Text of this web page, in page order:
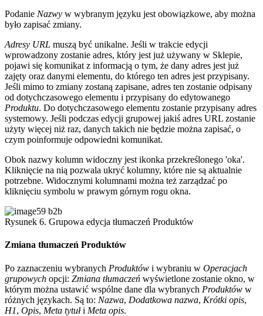
Podanie Nazwy w wybranym języku jest obowiązkowe, aby można
było zapisać zmiany.
Adresy URL muszą być unikalne. Jeśli w trakcie edycji
wprowadzony zostanie adres, który jest już używany w Sklepie,
pojawi się komunikat z informacją o tym, że dany adres jest już
zajęty oraz danymi elementu, do którego ten adres jest przypisany.
Jeśli mimo to zmiany zostaną zapisane, adres ten zostanie odpisany
od dotychczasowego elementu i przypisany do edytowanego
Produktu. Do dotychczasowego elementu zostanie przypisany adres
systemowy. Jeśli podczas edycji grupowej jakiś adres URL zostanie
użyty więcej niż raz, danych takich nie będzie można zapisać, o
czym poinformuje odpowiedni komunikat.
Obok nazwy kolumn widoczny jest ikonka przekreślonego 'oka'.
Kliknięcie na nią pozwala ukryć kolumny, które nie są aktualnie
potrzebne. Widocznymi kolumnami można też zarządzać po
kliknięciu symbolu w prawym górnym rogu okna.
Rysunek 6. Grupowa edycja tłumaczeń Produktów
Zmiana tłumaczeń Produktów
Po zaznaczeniu wybranych Produktów i wybraniu w Operacjach
grupowych opcji: Zmiana tłumaczeń wyświetlone zostanie okno, w
którym można ustawić wspólne dane dla wybranych Produktów w
różnych językach. Są to: Nazwa, Dodatkowa nazwa, Krótki opis,
H1, Opis, Meta tytułi Meta opis.